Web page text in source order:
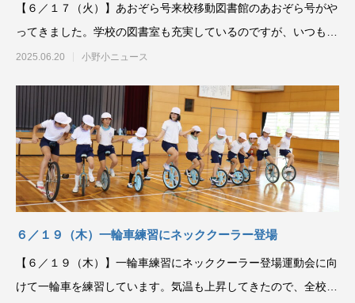
【６／１７（火）】あおぞら号来校移動図書館のあおぞら号がや
ってきました。学校の図書室も充実しているのですが、いつもと
は違うラインナップに
2025.06.20 小野小ニュース
６／１９（木）一輪車練習にネッククーラー登場
【６／１９（木）】一輪車練習にネッククーラー登場運動会に向
けて一輪車を練習しています。気温も上昇してきたので、全校分